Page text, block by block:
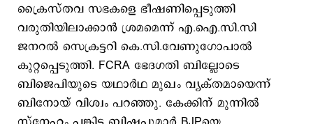
ക്രൈസ്തവ സഭകളെ ഭീഷണിപ്പെടുത്തി
വരുതിയിലാക്കാന്‍ ശ്രമമെന്ന് എ.ഐ.സി.സി
ജനറല്‍ സെക്രട്ടറി കെ.സി.വേണുഗോപാല്‍
കുറ്റപ്പെടുത്തി. FCRA ഭേദഗതി ബില്ലോടെ
ബിജെപിയുടെ യഥാർഥ മുഖം വ്യക്തമായെന്ന്
ബിനോയ് വിശ്വം പറഞ്ഞു. കേക്കിന് മുന്നില്‍